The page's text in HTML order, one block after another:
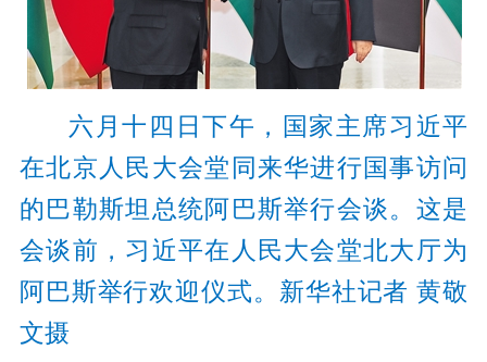
六月十四日下午，国家主席习近平
在北京人民大会堂同来华进行国事访问
的巴勒斯坦总统阿巴斯举行会谈。这是
会谈前，习近平在人民大会堂北大厅为
阿巴斯举行欢迎仪式。 新华社记者 黄敬
文摄